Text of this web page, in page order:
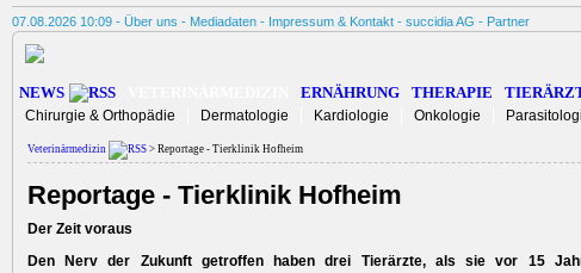
07.08.2026 10:09 - Über uns - Mediadaten - Impressum & Kontakt - succidia AG - Partner
NEWS ERNÄHRUNG THERAPIE
Chirurgie & Orthopädie Dermatologie Kardiologie Onkologie
Veterinärmedizin > Reportage - Tierklinik Hofheim
Reportage - Tierklinik Hofheim
Der Zeit voraus
Den Nerv der Zukunft getroffen haben drei Tierärzte, als sie vor 15